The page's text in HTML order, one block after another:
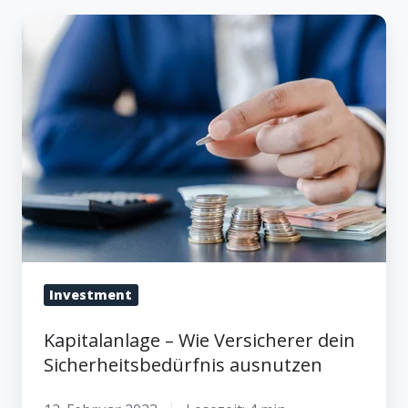
Kapitalanlage
–
Wie
Versicherer
dein
Sicherheitsbedürfnis
ausnutzen
Investment
Kapitalanlage – Wie Versicherer dein
Sicherheitsbedürfnis ausnutzen